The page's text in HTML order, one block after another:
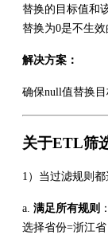
替换的目标值和
替换为0是不生效
解决方案：
确保null值替换目
关于ETL筛
1）当过滤规则都
a. 满足所有规则
选择省份=浙江